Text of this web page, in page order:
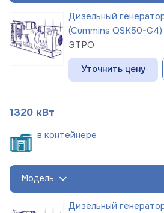
Дизельный
(Cummins QSK50-G4)
ЭТРО
Уточнить цену
1320 кВт
в контейнере
Модель
Дизельный